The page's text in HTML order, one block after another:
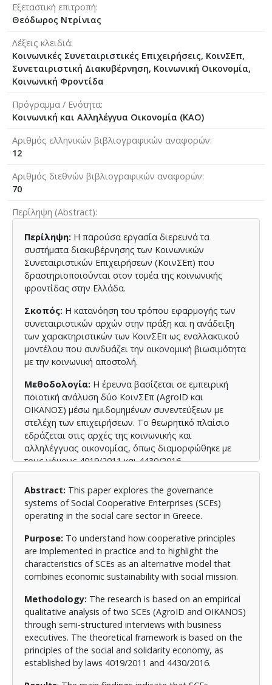
Εξεταστική επιτροπή
Θεόδωρος Ντρίνιας
Λέξεις κλειδιά
Κοινωνικές Συνεταιριστικές Επιχειρήσεις, ΚοινΣΕπ,
Συνεταιριστική Διακυβέρνηση, Κοινωνική Οικονομία,
Κοινωνική Φροντίδα
Πρόγραμμα / Ενότητα
Κοινωνική και Αλληλέγγυα Οικονομία (ΚΑΟ)
Αριθμός ελληνικών βιβλιογραφικών αναφορών
12
Αριθμός διεθνών βιβλιογραφικών αναφορών
70
Περίληψη (Abstract)
Περίληψη: Η παρούσα εργασία διερευνά τα
συστήματα διακυβέρνησης των Κοινωνικών
Συνεταιριστικών Επιχειρήσεων (ΚοινΣΕπ) που
δραστηριοποιούνται στον τομέα της κοινωνικής
φροντίδας στην Ελλάδα.
Σκοπός: Η κατανόηση του τρόπου εφαρμογής των
συνεταιριστικών αρχών στην πράξη και η ανάδειξη
των χαρακτηριστικών των ΚοινΣΕπ ως εναλλακτικού
μοντέλου που συνδυάζει την οικονομική βιωσιμότητα
με την κοινωνική αποστολή.
Μεθοδολογία: Η έρευνα βασίζεται σε εμπειρική
ποιοτική ανάλυση δύο ΚοινΣΕπ (AgroID και
ΟΙΚΑΝΟΣ) μέσω ημιδομημένων συνεντεύξεων με
στελέχη των επιχειρήσεων. Το θεωρητικό πλαίσιο
εδράζεται στις αρχές της κοινωνικής και
αλληλέγγυας οικονομίας, όπως διαμορφώθηκε με
τους νόμους 4019/2011 και 4430/2016.
ότι οι ΚοινΣΕπ εφαρμόζουν στην πράξη τις
συνεταιριστικές αρχές της δημοκρατικής συμμετοχής,
ισότητας, διαφάνειας και κοινωνικής ευθύνης.
Ωστόσο, αντιμετωπίζουν σημαντικές προκλήσεις
όπως η περιορισμένη συμμετοχή μερίδας των μελών,
η συγκέντρωση ευθυνών σε λίγα άτομα, η ανάγκη για
καλύτερη αποσαφήνιση ρόλων και η ενίσχυση των
μηχανισμών διαφάνειας και λογοδοσίας. Η
συγκριτική ανάλυση αποκαλύπτει κοινά
χαρακτηριστικά στη φιλοσοφία και τις προκλήσεις,
αλλά και διαφοροποιήσεις που αντικατοπτρίζουν την
κλαδική εξειδίκευση.
Συμπεράσματα:Οι ΚοινΣΕπ αναδεικνύονται ως
σημαντικοί φορείς της κοινωνικής οικονομίας που
Abstract: This paper explores the governance
systems of Social Cooperative Enterprises (SCEs)
operating in the social care sector in Greece.
Purpose: To understand how cooperative principles
are implemented in practice and to highlight the
characteristics of SCEs as an alternative model that
combines economic sustainability with social mission.
Methodology: The research is based on an empirical
qualitative analysis of two SCEs (AgroID and OIKANOS)
through semi-structured interviews with business
executives. The theoretical framework is based on the
principles of the social and solidarity economy, as
established by laws 4019/2011 and 4430/2016.